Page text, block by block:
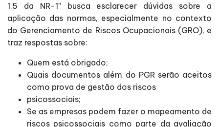
1.5 da NR-1” busca esclarecer dúvidas sobre a
aplicação das normas, especialmente no contexto
do Gerenciamento de Riscos Ocupacionais (GRO), e
traz respostas sobre:
Quem está obrigado;
Quais documentos além do PGR serão aceitos
como prova de gestão dos riscos
psicossociais;
Se as empresas podem fazer o mapeamento de
riscos psicossociais como parte da avaliação